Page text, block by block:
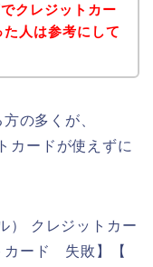
クレジットカー
た人は参考にして
の多くが、
カードが使えずに
） クレジットカー
カード 失敗】【